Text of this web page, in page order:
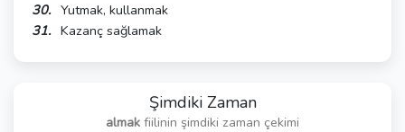
Yutmak, kullanmak
Kazanç sağlamak
Şimdiki Zaman
almak fiilinin şimdiki zaman çekimi